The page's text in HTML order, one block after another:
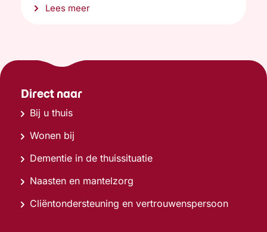
Lees meer
Direct naar
Bij u thuis
Wonen bij
Dementie in de thuissituatie
Naasten en mantelzorg
Cliëntondersteuning en vertrouwenspersoon